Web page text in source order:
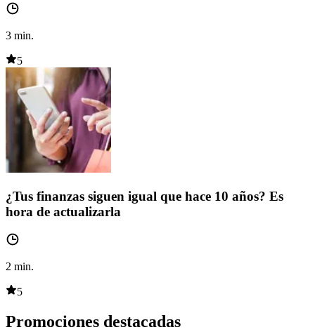
3 min.
5
¿Tus finanzas siguen igual que hace 10 años? Es
hora de actualizarla
2 min.
5
Promociones destacadas